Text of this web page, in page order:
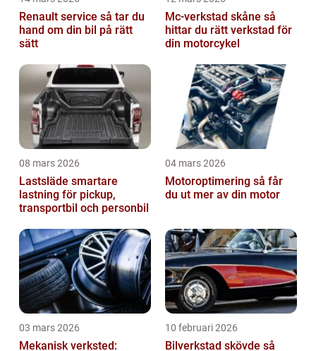
Renault service så tar du
hand om din bil på rätt
sätt
Mc-verkstad skåne så
hittar du rätt verkstad för
din motorcykel
08 mars 2026
Lastsläde smartare
lastning för pickup,
transportbil och personbil
04 mars 2026
Motoroptimering så får
du ut mer av din motor
03 mars 2026
Mekanisk verksted:
10 februari 2026
Bilverkstad skövde så